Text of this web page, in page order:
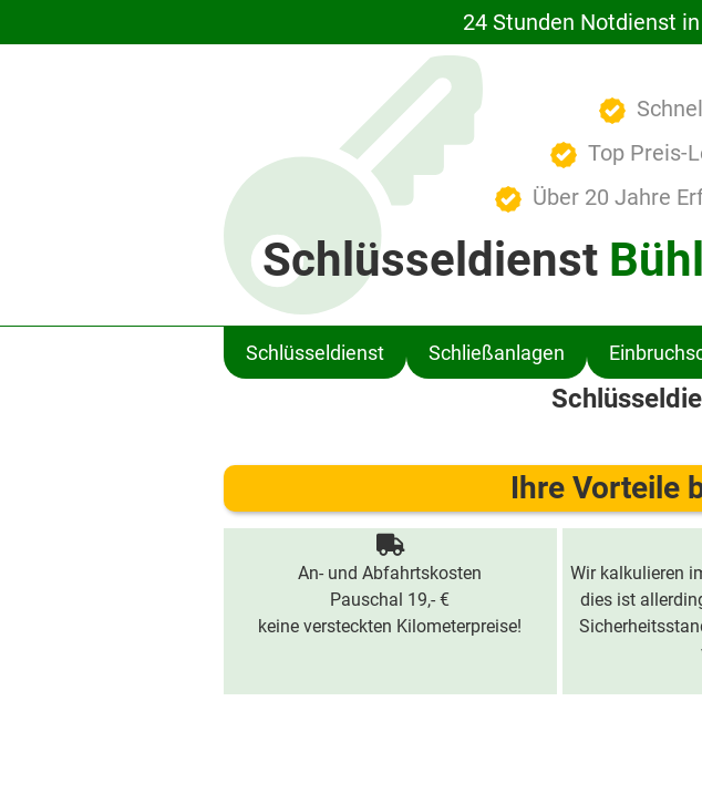
24 Stunden Notdienst
Top Preis-
Über 20 Jahre
Schlüsseldienst
Schlüsseldienst Schließanlagen
Ihre Vorteile
An- und Abfahrtskosten
Pauschal 19,- €
keine versteckten Kilometerpreise!
Wir kalkulieren
dies ist